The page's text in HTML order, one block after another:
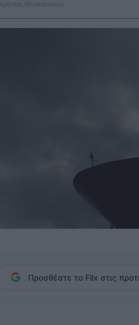
Χρήστος Μπακατσέλος
Προσθέστε το Flix στις